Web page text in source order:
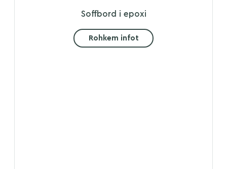
Soffbord i epoxi
Rohkem infot